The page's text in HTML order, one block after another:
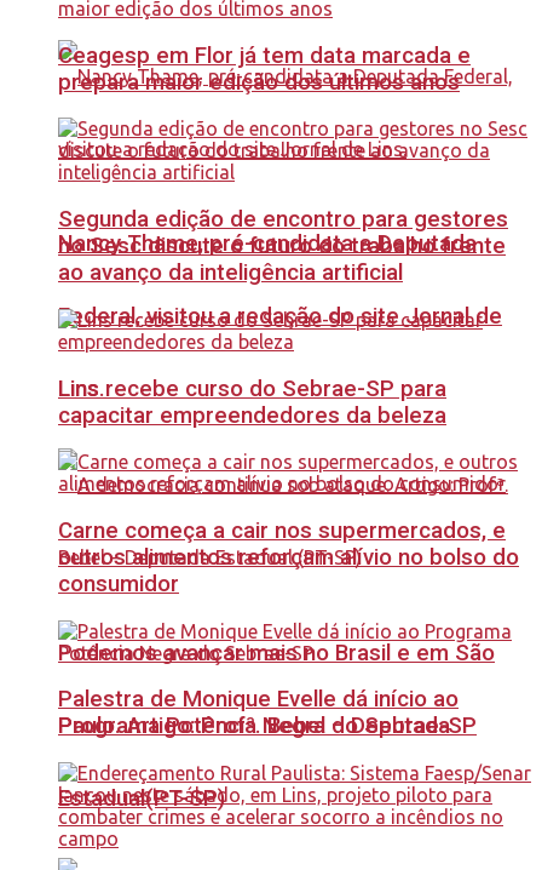
Nancy Thame, pré-candidata a Deputada
Federal, visitou a redação do site Jornal de
Lins.
Podemos avançar mais no Brasil e em São
Paulo. Artigo: Profª. Bebel – Deputada
Estadual(PT-SP)
Ceagesp em Flor já tem data marcada e
prepara maior edição dos últimos anos
Segunda edição de encontro para gestores
no Sesc discute o futuro do trabalho frente
ao avanço da inteligência artificial
Lins recebe curso do Sebrae-SP para
capacitar empreendedores da beleza
Carne começa a cair nos supermercados, e
outros alimentos reforçam alívio no bolso do
consumidor
Palestra de Monique Evelle dá início ao
Programa Potência Negra do Sebrae-SP